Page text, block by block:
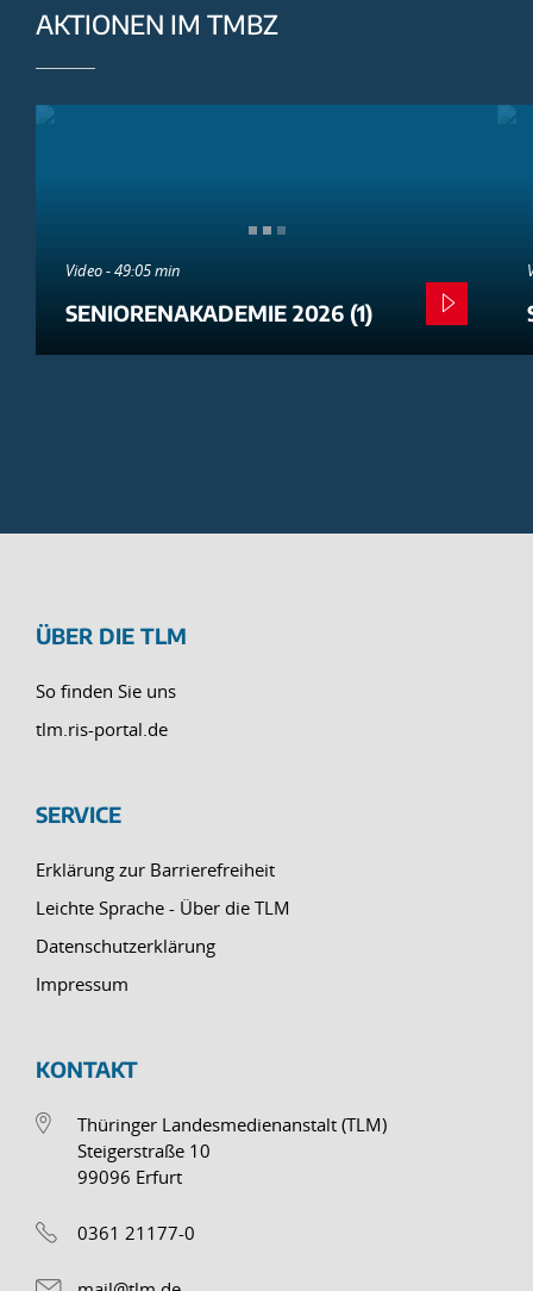
AKTIONEN IM TMBZ
Video - 49:05 min
SENIORENAKADEMIE 2026 (1)
ÜBER DIE TLM
So finden Sie uns
tlm.ris-portal.de
SERVICE
Erklärung zur Barrierefreiheit
Leichte Sprache - Über die TLM
Datenschutzerklärung
Impressum
KONTAKT
Thüringer Landesmedienanstalt (TLM)
Steigerstraße 10
99096 Erfurt
0361 21177-0